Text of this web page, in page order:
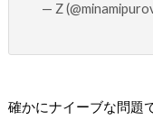
— Z
確かにナイーブな問題